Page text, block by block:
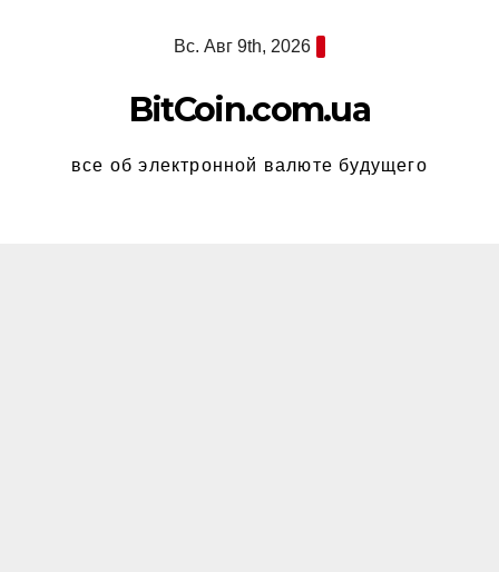
Вс. Авг 9th, 2026
BitCoin.com.ua
все об электронной валюте будущего